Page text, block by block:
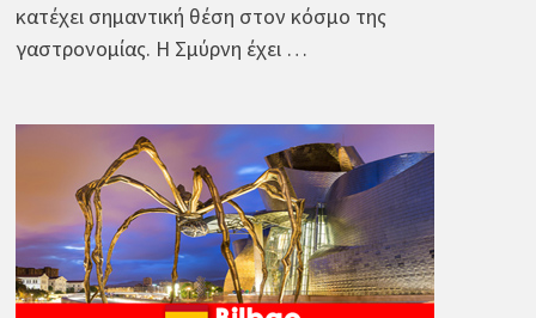
κατέχει σημαντική θέση στον κόσμο της
γαστρονομίας. Η Σμύρνη έχει …